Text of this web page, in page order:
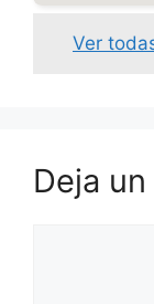
Ver
Deja